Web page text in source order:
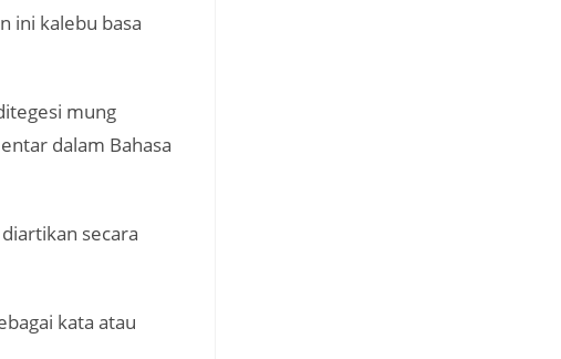
ini kalebu basa
mung
dalam Bahasa
secara
kata atau